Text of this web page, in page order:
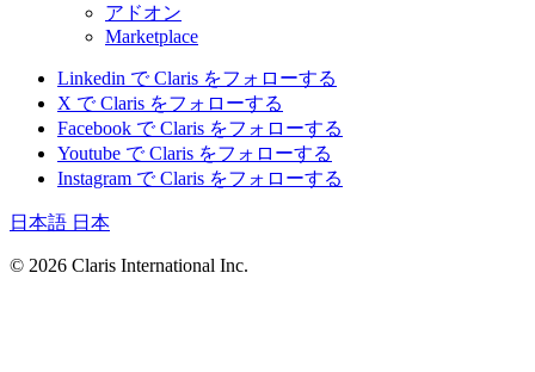
アドオン
Marketplace
Linkedin で Claris をフォローする
X で Claris をフォローする
Facebook で Claris をフォローする
Youtube で Claris をフォローする
Instagram で Claris をフォローする
日本語 日本
© 2026 Claris International Inc.